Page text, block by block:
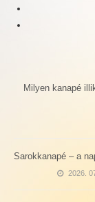
Milyen kanapé
Sarokkanapé – a
2026.